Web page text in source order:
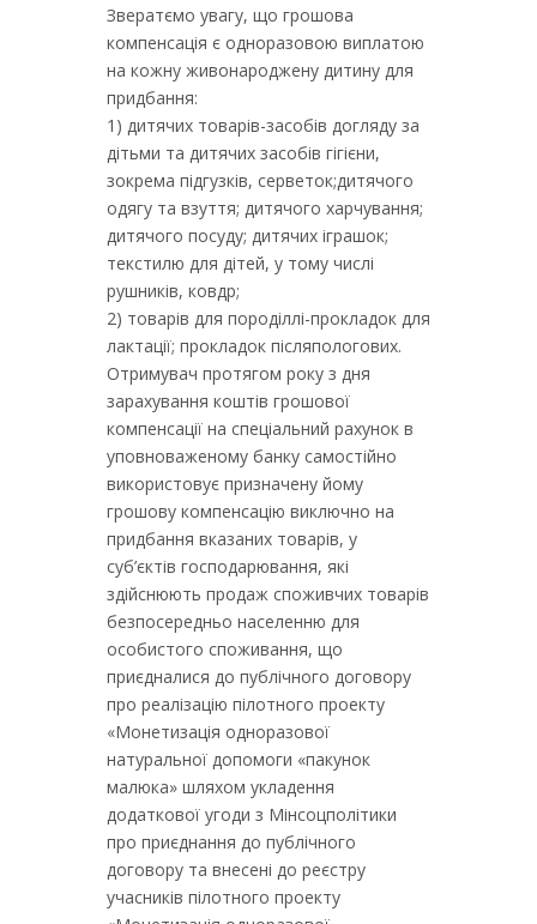
Звератємо увагу, що грошова
компенсація є одноразовою виплатою
на кожну живонароджену дитину для
придбання:
1) дитячих товарів-засобів догляду за
дітьми та дитячих засобів гігієни,
зокрема підгузків, серветок;дитячого
одягу та взуття; дитячого харчування;
дитячого посуду; дитячих іграшок;
текстилю для дітей, у тому числі
рушників, ковдр;
2) товарів для породіллі-прокладок для
лактації; прокладок післяпологових.
Отримувач протягом року з дня
зарахування коштів грошової
компенсації на спеціальний рахунок в
уповноваженому банку самостійно
використовує призначену йому
грошову компенсацію виключно на
придбання вказаних товарів, у
суб’єктів господарювання, які
здійснюють продаж споживчих товарів
безпосередньо населенню для
особистого споживання, що
приєдналися до публічного договору
про реалізацію пілотного проекту
«Монетизація одноразової
натуральної допомоги «пакунок
малюка» шляхом укладення
додаткової угоди з Мінсоцполітики
про приєднання до публічного
договору та внесені до реєстру
учасників пілотного проекту